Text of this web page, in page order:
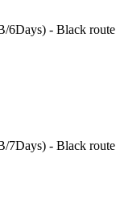
6Days) - Black route
7Days) - Black route